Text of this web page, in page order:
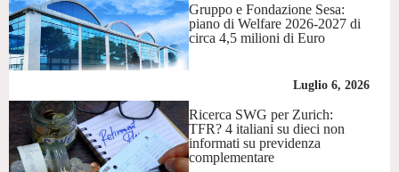
Gruppo e Fondazione Sesa:
piano di Welfare 2026-2027 di
circa 4,5 milioni di Euro
Luglio 6, 2026
Ricerca SWG per Zurich:
TFR? 4 italiani su dieci non
informati su previdenza
complementare